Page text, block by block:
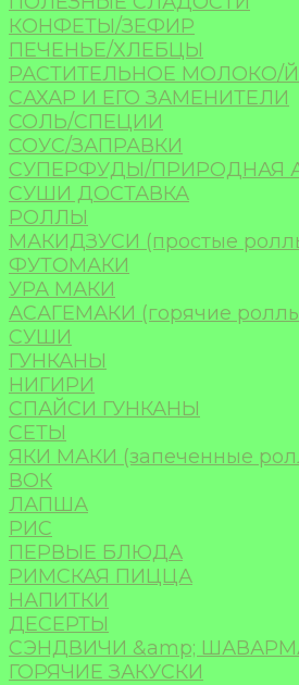
КОНФЕТЫ/ЗЕФИР
ПЕЧЕНЬЕ/ХЛЕБЦЫ
РАСТИТЕЛЬНОЕ МОЛОКО/
САХАР И ЕГО ЗАМЕНИТЕЛИ
СОЛЬ/СПЕЦИИ
СОУС/ЗАПРАВКИ
СУПЕРФУДЫ/ПРИРОДНАЯ
СУШИ ДОСТАВКА
РОЛЛЫ
МАКИДЗУСИ (простые
ФУТОМАКИ
УРА МАКИ
АСАГЕМАКИ (горячие
СУШИ
ГУНКАНЫ
НИГИРИ
СПАЙСИ ГУНКАНЫ
СЕТЫ
ЯКИ МАКИ (запеченные
ВОК
ЛАПША
РИС
ПЕРВЫЕ БЛЮДА
РИМСКАЯ ПИЦЦА
НАПИТКИ
ДЕСЕРТЫ
СЭНДВИЧИ &amp;
ГОРЯЧИЕ ЗАКУСКИ